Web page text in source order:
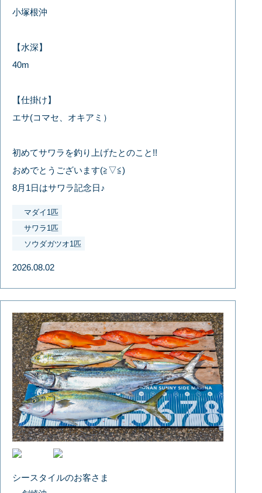
小塚根沖
【水深】
40m
【仕掛け】
エサ(コマセ、オキアミ）
初めてサワラを釣り上げたとのこと!!
おめでとうございます(≧▽≦)
8月1日はサワラ記念日♪
マダイ1匹
サワラ1匹
ソウダガツオ1匹
2026.08.02
シースタイルのお客さま